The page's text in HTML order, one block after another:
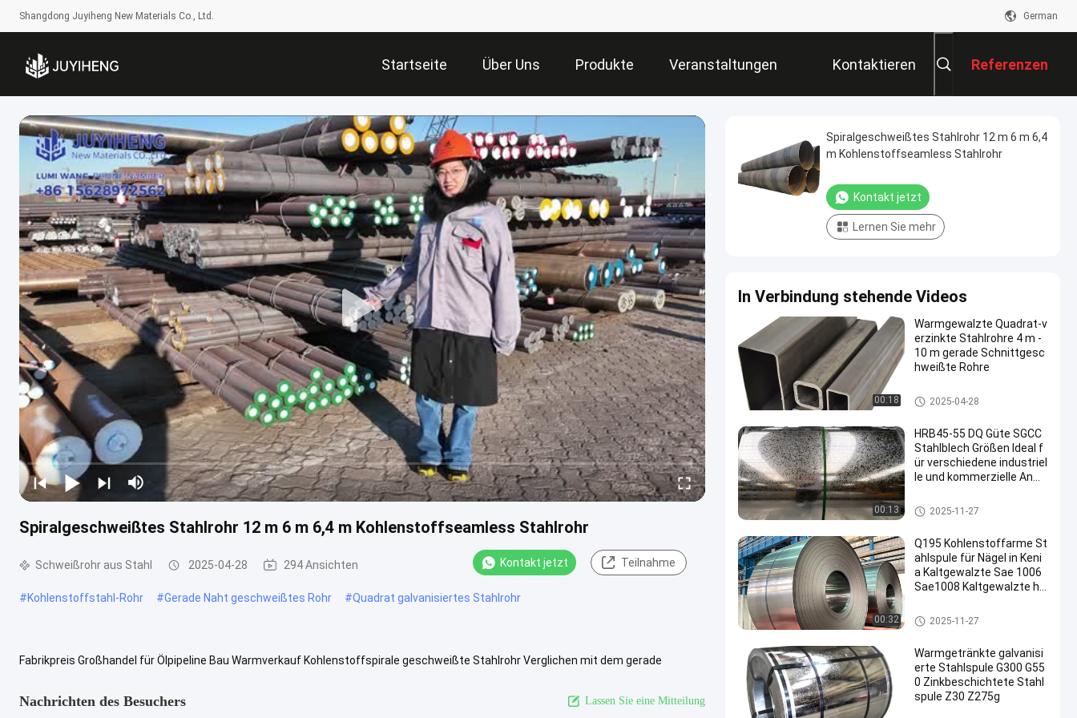
Shangdong Juyiheng New Materials Co., Ltd. German
Startseite Über Uns Produkte Veranstaltungen Kontaktieren
Sie Uns
Referenzen
Spiralgeschweißtes Stahlrohr 12 m 6 m 6,4 m Kohlenstoffseamless Stahlrohr
Schweißrohr aus Stahl 2025-04-28 294 Ansichten Kontakt jetzt Teilnahme
#Kohlenstoffstahl-Rohr #Gerade Naht geschweißtes Rohr #Quadrat galvanisiertes Stahlrohr
Fabrikpreis Großhandel für Ölpipeline Bau Warmverkauf Kohlenstoffspirale geschweißte Stahlrohr Verglichen mit dem gerade
Nachrichten des Besuchers Lassen Sie eine Mitteilung
Spiralgeschweißtes Stahlrohr 12 m 6 m 6,4
m Kohlenstoffseamless Stahlrohr
Kontakt jetzt
Lernen Sie mehr
In Verbindung stehende Videos
00:18
Warmgewalzte Quadrat-v
erzinkte Stahlrohre 4 m -
10 m gerade Schnittgesc
hweißte Rohre
Schweißrohr aus Stahl
2025-04-28
00:13
HRB45-55 DQ Güte SGCC
Stahlblech Größen Ideal f
ür verschiedene industriel
le und kommerzielle Anw
Galvanisierte Stahlplatte
2025-11-27
00:32
Q195 Kohlenstoffarme St
ahlspule für Nägel in Keni
a Kaltgewalzte Sae 1006
Sae1008 Kaltgewalzte ho
hlstreifen in der Spule
Kaltgewalzte Kohlenstoffstahl
-Spule
2025-11-27
Warmgetränkte galvanisi
erte Stahlspule G300 G55
0 Zinkbeschichtete Stahl
spule Z30 Z275g